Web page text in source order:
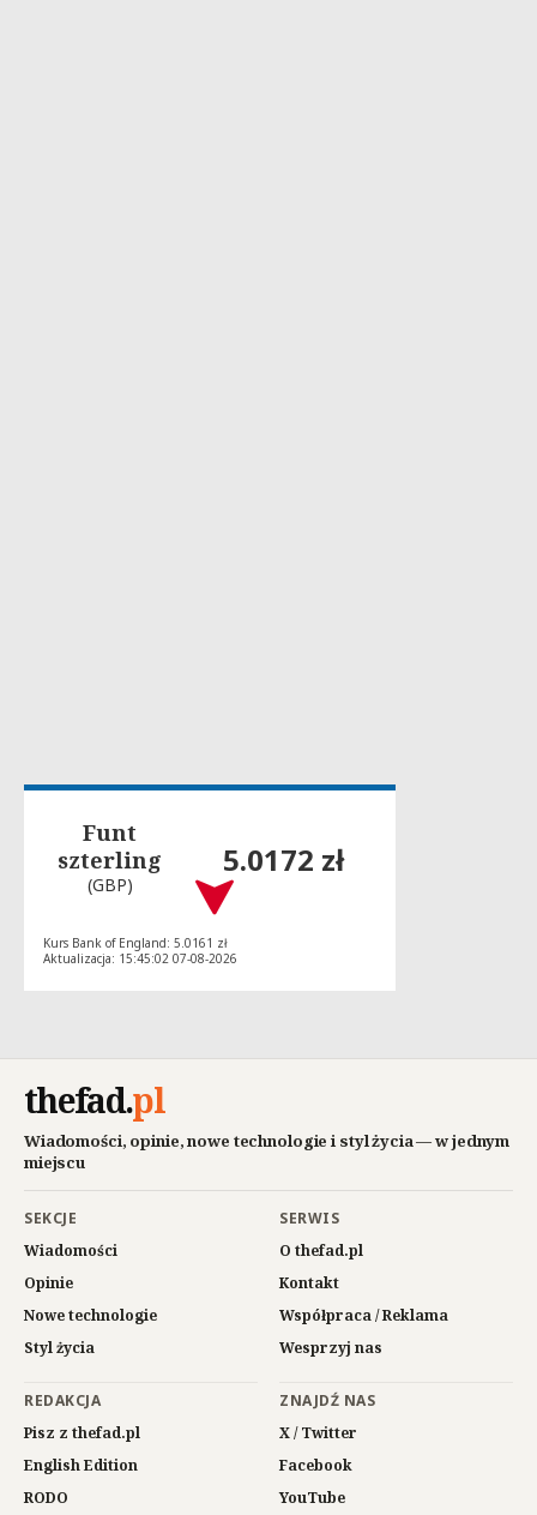
Funt
szterling
(GBP)
5.0172 zł
Kurs Bank of England: 5.0161 zł
Aktualizacja: 15:45:02 07-08-2026
thefad.pl
Wiadomości, opinie, nowe technologie i styl życia — w jednym
miejscu
SEKCJE
Wiadomości
Opinie
Nowe technologie
Styl życia
SERWIS
O thefad.pl
Kontakt
Współpraca / Reklama
Wesprzyj nas
REDAKCJA
Pisz z thefad.pl
English Edition
RODO
ZNAJDŹ NAS
X / Twitter
Facebook
YouTube